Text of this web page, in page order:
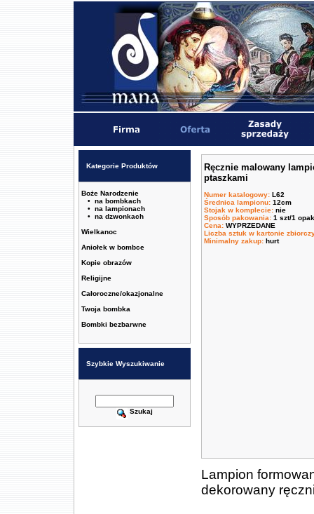
Kategorie Produktów
Boże Narodzenie
• na bombkach
• na lampionach
• na dzwonkach
Wielkanoc
Aniołek w bombce
Kopie obrazów
Religijne
Całoroczne/okazjonalne
Twoja bombka
Bombki bezbarwne
Szybkie Wyszukiwanie
Szukaj
Ręcznie malowany
ptaszkami
Numer katalogowy: L62
Średnica lampionu: 12cm
Stojak w komplecie: nie
Sposób pakowania: 1 szt/1
Cena: WYPRZEDANE
Liczba sztuk w kartonie
Minimalny zakup: hurt
Lampion
dekorowany